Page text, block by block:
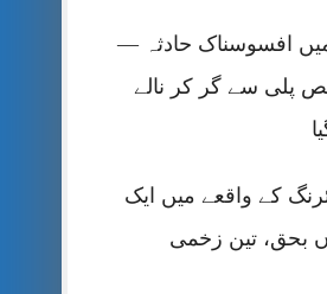
افسوسناک حادثہ —
پلی سے گر کر نالے
کے واقعے میں ایک
تین زخمی